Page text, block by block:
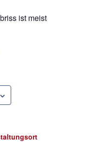
ist meist